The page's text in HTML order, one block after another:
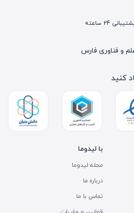
با لیدوما
مجله لیدوما
درباره ما
تماس با ما
24 ساعته
و فناوری فارس
کنید